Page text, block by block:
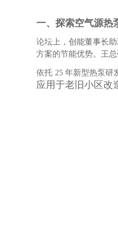
一、 探索空气源热
论坛上，创能董事长
方案的节能优势。王
依托 25 年新型热泵研
应用于老旧小区改